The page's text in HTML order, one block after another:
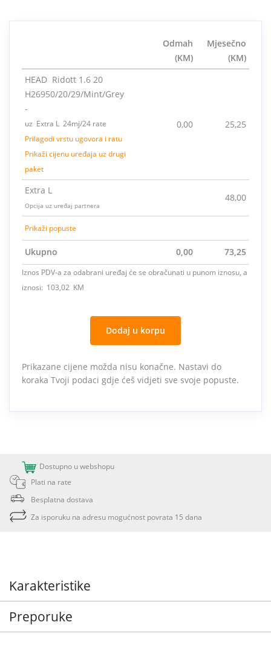
Odmah
(KM)
Mjesečno
(KM)
HEAD Ridott 1.6 20
H26950/20/29/Mint/Grey
-
uz Extra L 24mj/24 rate
Prilagodi vrstu ugovora i ratu
Prikaži cijenu uređaja uz drugi
paket
0,00 25,25
Extra L
Opcija uz uređaj partnera
48,00
Prikaži popuste
Ukupno 0,00 73,25
Iznos PDV-a za odabrani uređaj će se obračunati u punom iznosu, a
iznosi: 103,02 KM
Dodaj u korpu
Prikazane cijene možda nisu konačne. Nastavi do
koraka Tvoji podaci gdje ćeš vidjeti sve svoje popuste.
Dostupno u webshopu
Plati na rate
Besplatna dostava
Za isporuku na adresu mogućnost povrata 15 dana
Karakteristike
Preporuke